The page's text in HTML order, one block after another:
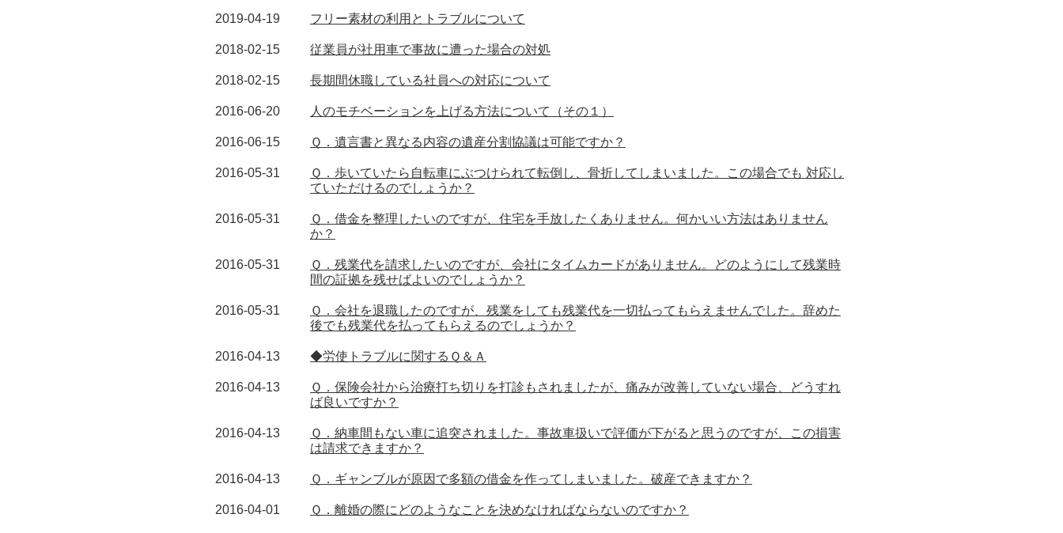
2019-04-19 フリー素材の利用とトラブルについて
2018-02-15 従業員が社用車で事故に遭った場合の対処
2018-02-15 長期間休職している社員への対応について
2016-06-20 人のモチベーションを上げる方法について（その１）
2016-06-15 Ｑ．遺言書と異なる内容の遺産分割協議は可能ですか？
2016-05-31
Ｑ．歩いていたら自転車にぶつけられて転倒し、骨折してしまいました。この場合でも 対応し
ていただけるのでしょうか？
2016-05-31
Ｑ．借金を整理したいのですが、住宅を手放したくありません。何かいい方法はありません
か？
2016-05-31
Ｑ．残業代を請求したいのですが、会社にタイムカードがありません。どのようにして残業時
間の証拠を残せばよいのでしょうか？
2016-05-31
Ｑ．会社を退職したのですが、残業をしても残業代を一切払ってもらえませんでした。辞めた
後でも残業代を払ってもらえるのでしょうか？
2016-04-13 ◆労使トラブルに関するＱ＆Ａ
2016-04-13
Ｑ．保険会社から治療打ち切りを打診もされましたが、痛みが改善していない場合、どうすれ
ば良いですか？
2016-04-13
Ｑ．納車間もない車に追突されました。事故車扱いで評価が下がると思うのですが、この損害
は請求できますか？
2016-04-13 Ｑ．ギャンブルが原因で多額の借金を作ってしまいました。破産できますか？
2016-04-01 Ｑ．離婚の際にどのようなことを決めなければならないのですか？